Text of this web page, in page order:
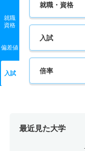
就職
資格
偏差値
入試
就職・資格
入試
倍率
最近見た大学